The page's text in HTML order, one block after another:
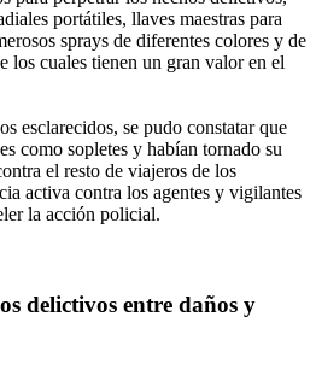
portátiles, llaves maestras para
sprays de diferentes colores y de
los cuales tienen un gran valor en el
esclarecidos, se pudo constatar que
como sopletes y habían tornado su
el resto de viajeros de los
activa contra los agentes y vigilantes
la acción policial.
delictivos entre daños y